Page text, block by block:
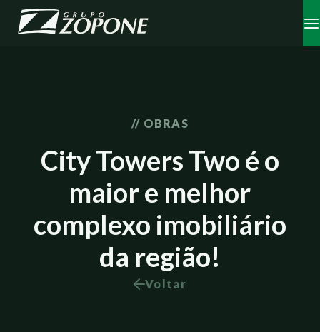
// OBRAS
City Towers Two é o
maior e melhor
complexo imobiliário
da região!
Voltar